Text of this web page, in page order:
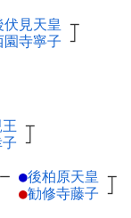
伏見天皇 ┬
園寺寧子 ┘
┬
┘
─ ●後柏原天皇 ┬
●勧修寺藤子 ┘